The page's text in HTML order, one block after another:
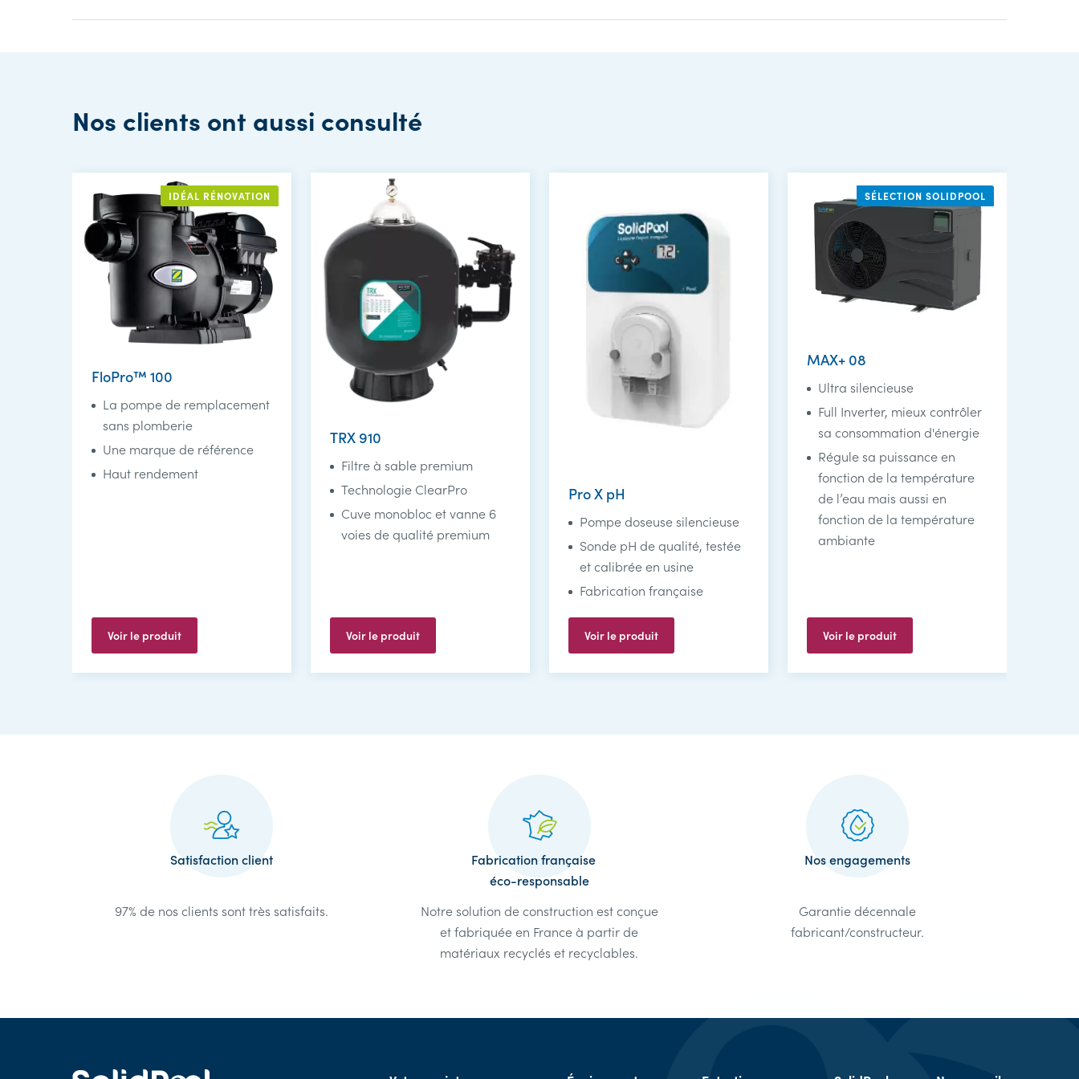
Nos clients ont aussi consulté
IDÉAL RÉNOVATION
FloPro™ 100
La pompe de remplacement
sans plomberie
Une marque de référence
Haut rendement
Voir le produit
TRX 910
Filtre à sable premium
Technologie ClearPro
Cuve monobloc et vanne 6
voies de qualité premium
Voir le produit
Pro X pH
Pompe doseuse silencieuse
Sonde pH de qualité, testée
et calibrée en usine
Fabrication française
Voir le produit
SÉLECTION SOLIDPOOL
MAX+ 08
Ultra silencieuse
Full Inverter, mieux contrôler
sa consommation d'énergie
Régule sa puissance en
fonction de la température
de l’eau mais aussi en
fonction de la température
ambiante
Voir le produit
Satisfaction client
97% de nos clients sont très satisfaits.
Fabrication française
éco-responsable
Notre solution de construction est conçue
et fabriquée en France à partir de
matériaux recyclés et recyclables.
Nos engagements
Garantie décennale
fabricant/constructeur.